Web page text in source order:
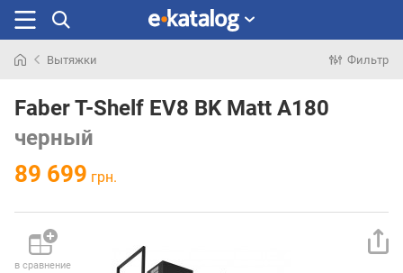
раньше
Вытяжки Фильтр
Faber T-Shelf EV8 BK Matt A180
черный
89 699 грн.
в сравнение